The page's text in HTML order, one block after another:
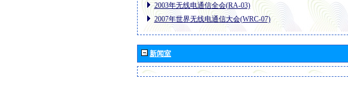
2003年无线电通信全会(RA-03)
2007年世界无线电通信大会(WRC-07)
新闻室